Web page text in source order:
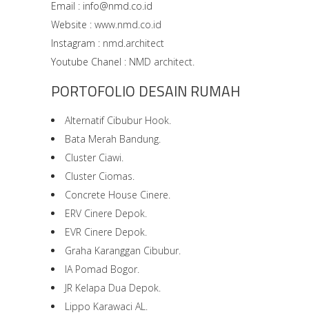
Email : info@nmd.co.id
Website : www.nmd.co.id
Instagram : nmd.architect
Youtube Chanel : NMD architect.
PORTOFOLIO DESAIN RUMAH
Alternatif Cibubur Hook.
Bata Merah Bandung.
Cluster Ciawi.
Cluster Ciomas.
Concrete House Cinere.
ERV Cinere Depok.
EVR Cinere Depok.
Graha Karanggan Cibubur.
IA Pomad Bogor.
JR Kelapa Dua Depok.
Lippo Karawaci AL.